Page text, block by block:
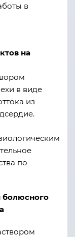
в
на
в виде
из
по
болюсного